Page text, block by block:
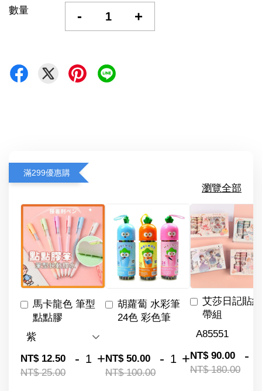
數量 - +
滿299優惠購
瀏覽全部
馬卡龍色 筆型
點點膠
NT$ 12.50
NT$ 25.00
- +
胡蘿蔔 水彩筆
24色 彩色筆
NT$ 50.00
NT$ 100.00
- +
艾莎日記貼
帶組
NT$ 90.00
NT$ 180.00
-